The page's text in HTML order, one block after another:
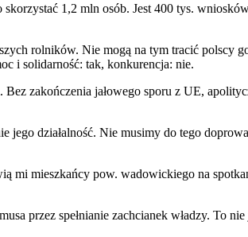
1,2 mln osób. Jest 400 tys.
rolników. Nie mogą na tym tracić polscy
i solidarność: tak, konkurencja: nie.
zakończenia jałowego sporu z UE,
jego działalność. Nie musimy do tego
mi mieszkańcy pow. wadowickiego na
przez spełnianie zachcianek władzy.